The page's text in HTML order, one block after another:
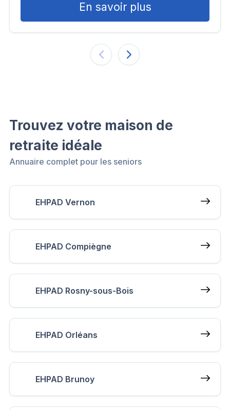
En savoir plus
Trouvez votre maison de
retraite idéale
Annuaire complet pour les seniors
EHPAD Vernon
EHPAD Compiègne
EHPAD Rosny-sous-Bois
EHPAD Orléans
EHPAD Brunoy